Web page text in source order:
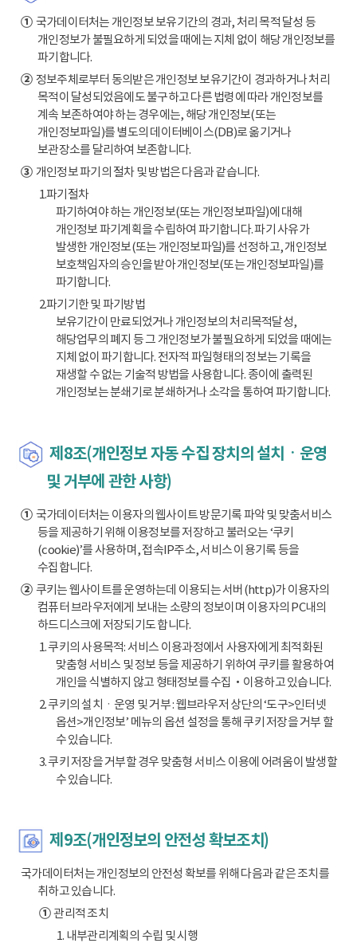
①국가데이터처는 개인정보 보유기간의 경과, 처리 목적 달성 등
개인정보가 불필요하게 되었을 때에는 지체 없이 해당 개인정보를
파기합니다.
②정보주체로부터 동의받은 개인정보 보유기간이 경과하거나 처리
목적이 달성되었음에도 불구하고 다른 법령에 따라 개인정보를
계속 보존하여야 하는 경우에는, 해당 개인정보(또는
개인정보파일)를 별도의 데이터베이스(DB)로 옮기거나
보관장소를 달리하여 보존합니다.
③개인정보 파기의 절차 및 방법은 다음과 같습니다.
1.파기절차
파기하여야 하는 개인정보(또는 개인정보파일)에 대해
개인정보 파기계획을 수립하여 파기합니다. 파기 사유가
발생한 개인정보(또는 개인정보파일)를 선정하고, 개인정보
보호책임자의 승인을 받아 개인정보(또는 개인정보파일)를
파기합니다.
2.파기기한 및 파기방법
보유기간이 만료되었거나 개인정보의 처리목적달성,
해당업무의 폐지 등 그 개인정보가 불필요하게 되었을 때에는
지체 없이 파기합니다. 전자적 파일형태의 정보는 기록을
재생할 수 없는 기술적 방법을 사용합니다. 종이에 출력된
개인정보는 분쇄기로 분쇄하거나 소각을 통하여 파기합니다.
제8조(개인정보 자동 수집 장치의 설치ㆍ운영
및 거부에 관한 사항)
①국가데이터처는 이용자의 웹사이트 방문기록 파악 및 맞춤서비스
등을 제공하기 위해 이용정보를 저장하고 불러오는 ‘쿠키
(cookie)’를 사용하며, 접속IP주소, 서비스 이용기록 등을
수집합니다.
②쿠키는 웹사이트를 운영하는데 이용되는 서버(http)가 이용자의
컴퓨터 브라우저에게 보내는 소량의 정보이며 이용자의 PC내의
하드디스크에 저장되기도 합니다.
1. 쿠키의 사용목적: 서비스 이용과정에서 사용자에게 최적화된
맞춤형 서비스 및 정보 등을 제공하기 위하여 쿠키를 활용하여
개인을 식별하지 않고 형태정보를 수집‧이용하고 있습니다.
2. 쿠키의 설치ㆍ운영 및 거부 : 웹브라우저 상단의 ‘도구>인터넷
옵션>개인정보’ 메뉴의 옵션 설정을 통해 쿠키 저장을 거부 할
수 있습니다.
3. 쿠키 저장을 거부할 경우 맞춤형 서비스 이용에 어려움이 발생할
수 있습니다.
제9조(개인정보의 안전성 확보조치)
국가데이터처는 개인정보의 안전성 확보를 위해 다음과 같은 조치를
취하고 있습니다.
①관리적 조치
1. 내부관리계획의 수립 및 시행